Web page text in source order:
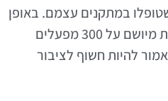
במתקנים עצמם. באופן
כללי החוק החדש צריך להיות מיושם על 300 מפעלים
להיות חשוף לציבור